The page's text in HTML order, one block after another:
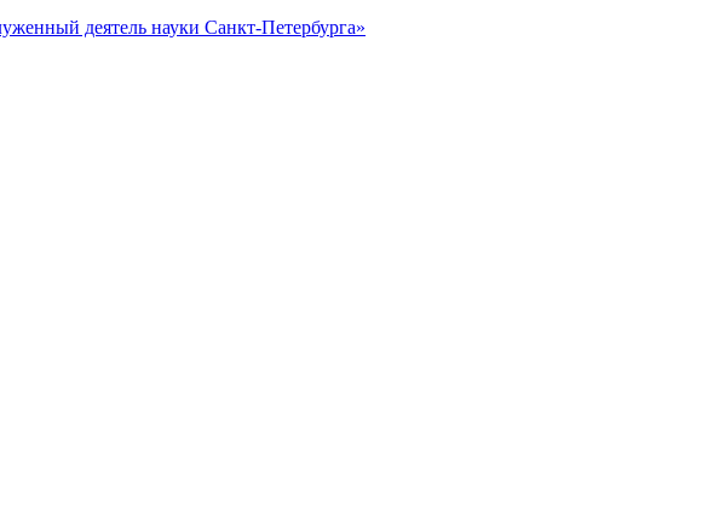
деятель науки Санкт-Петербурга»